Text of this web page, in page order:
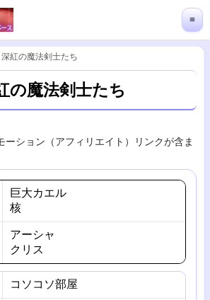
≡
深紅の魔法剣士たち
の魔法剣士たち
ション（アフィリエイト）リンクが含ま
巨大カエル
核
アーシャ
クリス
コソコソ部屋